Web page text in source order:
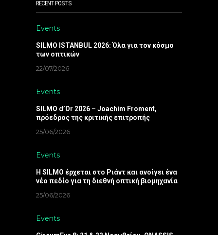
RECENT POSTS
Events
SILMO ISTANBUL 2026: Όλα για τον κόσμο
των οπτικών
22/07/2026
Events
SILMO d’Or 2026 – Joachim Froment,
πρόεδρος της κριτικής επιτροπής
25/06/2026
Events
Η SILMO έρχεται στο Ριάντ και ανοίγει ένα
νέο πεδίο για τη διεθνή οπτική βιομηχανία
25/06/2026
Events